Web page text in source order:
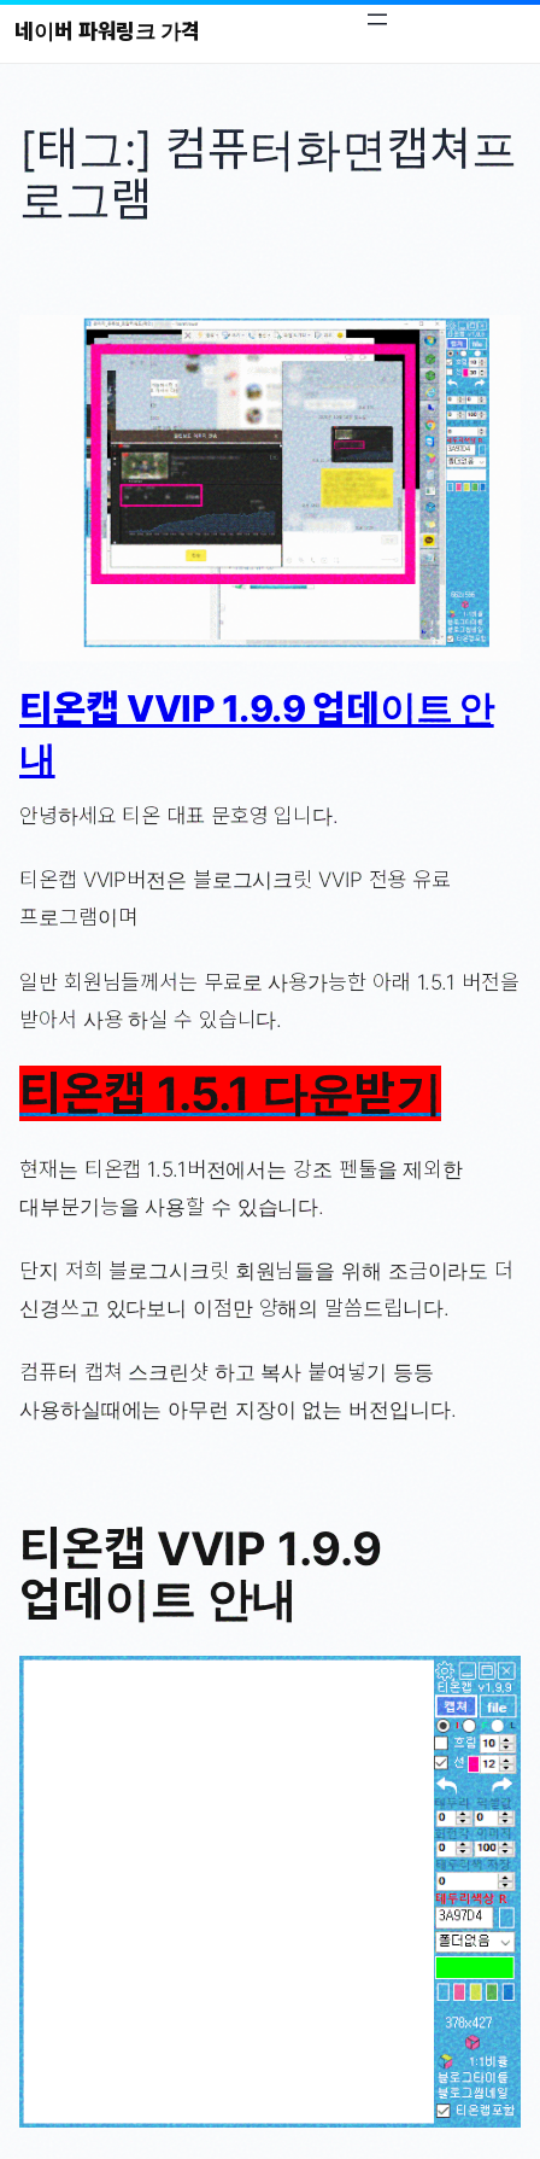
콘
가
네이버 파워링크 가격
[태그:] 컴퓨터화면캡쳐프
로그램
티온캡 VVIP 1.9.9 업데이트 안
내
안녕하세요 티온 대표 문호영 입니다.
티온캡 VVIP버전은 블로그시크릿 VVIP 전용 유료
프로그램이며
일반 회원님들께서는 무료로 사용가능한 아래 1.5.1 버전을
받아서 사용 하실 수 있습니다.
티온캡 1.5.1 다운받기
현재는 티온캡 1.5.1버전에서는 강조 펜툴을 제외한
대부분기능을 사용할 수 있습니다.
단지 저희 블로그시크릿 회원님들을 위해 조금이라도 더
신경쓰고 있다보니 이점만 양해의 말씀드립니다.
컴퓨터 캡쳐 스크린샷 하고 복사 붙여넣기 등등
사용하실때에는 아무런 지장이 없는 버전입니다.
티온캡 VVIP 1.9.9
업데이트 안내